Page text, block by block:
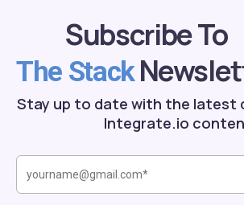
Subscribe To
The Stack
Stay up to date with the latest
Integrate.io